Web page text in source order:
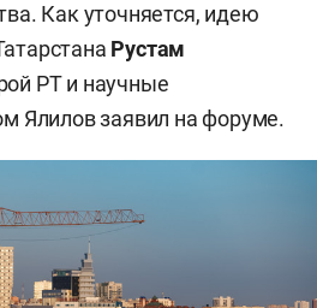
Как уточняется, идею
Рустам
РТ и научные
Ялилов заявил на форуме.